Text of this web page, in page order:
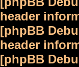
header
[phpBB
header
[phpBB